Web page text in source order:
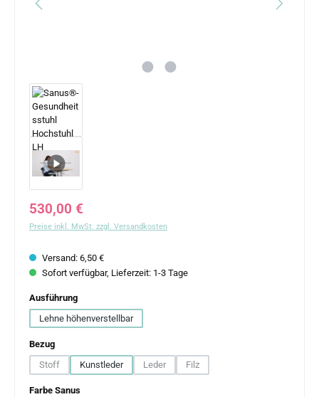
Regulärer Preis:
530,00 €
Preise inkl. MwSt. zzgl. Versandkosten
Versand: 6,50 €
Sofort verfügbar, Lieferzeit: 1-3 Tage
Ausführungauswählen
Lehne höhenverstellbar
Bezugauswählen
Stoff
(Diese Option ist zurzeit nicht verfügbar.)
Kunstleder Leder
(Diese Option ist zurzeit nicht verfügbar.)
Filz
(Diese Option ist zurzeit nicht
Farbe Sanusauswählen